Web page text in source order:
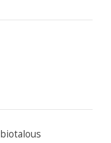
biotalous